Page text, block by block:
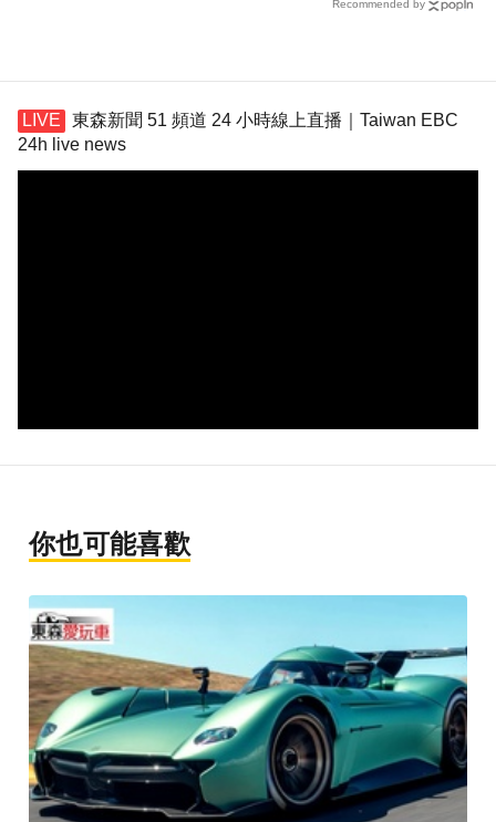
Recommended by
東森新聞 51 頻道 24 小時線上直播｜Taiwan EBC
24h live news
你也可能喜歡